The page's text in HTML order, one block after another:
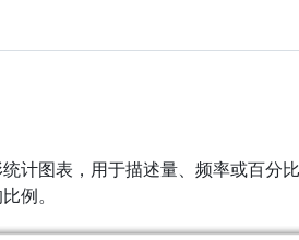
计图表，用于描述量、频率或百分
例。